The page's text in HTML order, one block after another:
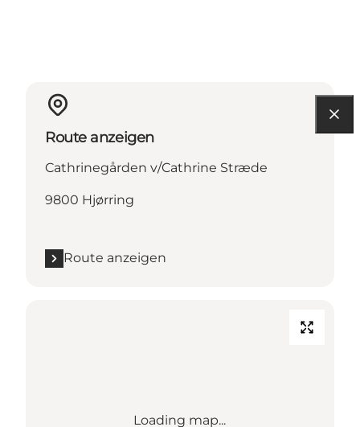
Route anzeigen
Cathrinegården v/Cathrine Stræde
9800 Hjørring
Route anzeigen
Loading map...